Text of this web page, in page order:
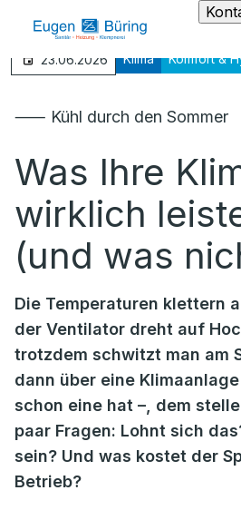
23.06.2026 Klima Komfort &
⸺ Kühl durch den Sommer
Was Ihre
wirklich
(und was
Die Temperaturen klettern
der Ventilator dreht auf
trotzdem schwitzt man am
dann über eine
schon eine hat –, dem
paar Fragen: Lohnt sich
sein? Und was kostet der
Betrieb?